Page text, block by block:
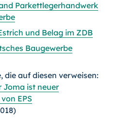
Parkettlegerhandwerk
und Belag im ZDB
Baugewerbe
die auf diesen verweisen:
Joma ist neuer
EPS